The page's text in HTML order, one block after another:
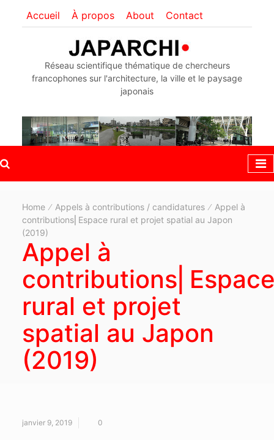
Accueil À propos About Contact
Réseau scientifique thématique de chercheurs
francophones sur l'architecture, la ville et le paysage
japonais
Home Appels à contributions / candidatures
Appel à
contributions⎜Espace rural et projet spatial au Japon
(2019)
Appel à
rural et projet
spatial au Japon
(2019)
janvier 9, 2019 0